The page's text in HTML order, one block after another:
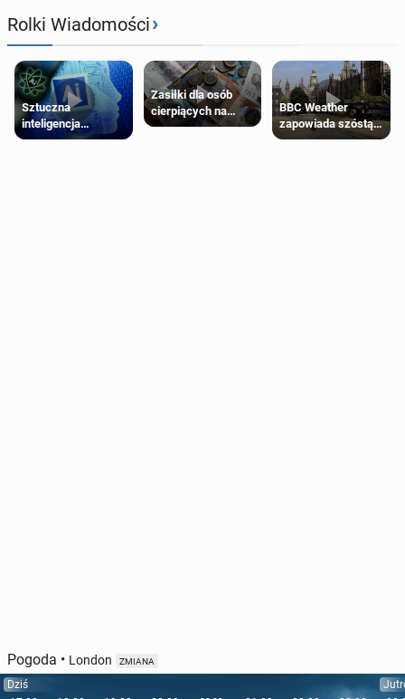
Rolki Wiadomości›
Sztuczna
inteligencja
próbowała oszukać
Zasiłki dla osób
cierpiących na
schorzenia
BBC Weather
zapowiada szóstą
falę upałów w
Pogoda • London ZMIANA
Dziś